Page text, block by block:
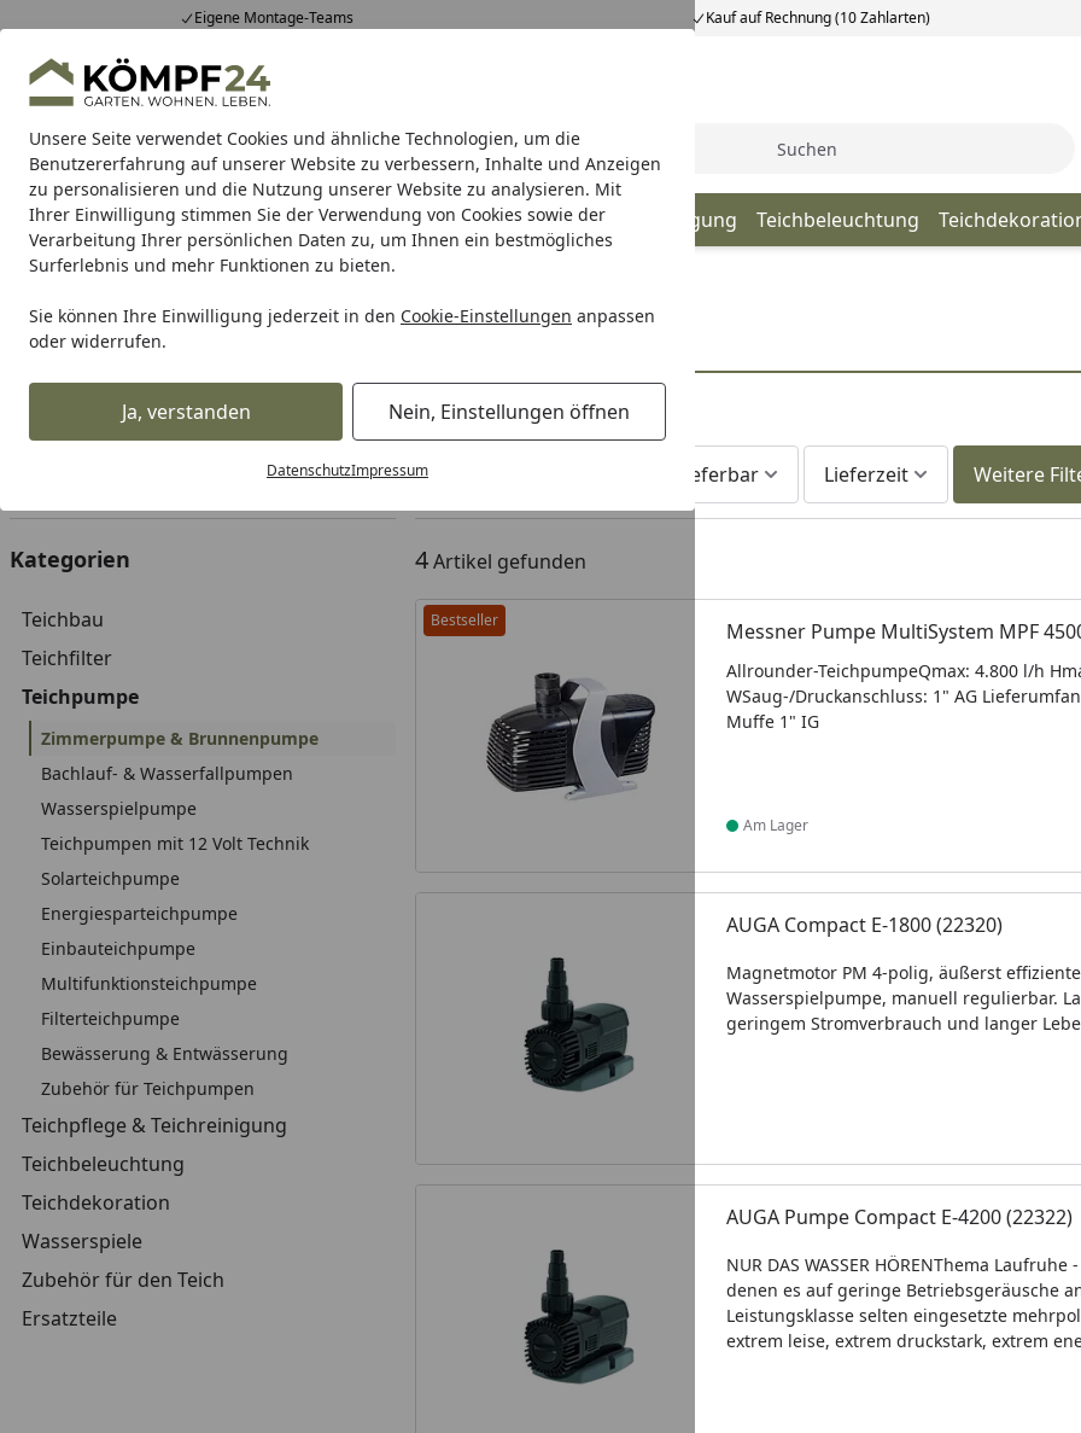
Unsere Seite verwendet Cookies und ähnliche Technologien, um die
Benutzererfahrung auf unserer Website zu verbessern, Inhalte und Anzeigen
zu personalisieren und die Nutzung unserer Website zu analysieren. Mit
Ihrer Einwilligung stimmen Sie der Verwendung von Cookies sowie der
Verarbeitung Ihrer persönlichen Daten zu, um Ihnen ein bestmögliches
Surferlebnis und mehr Funktionen zu bieten.
Sie können Ihre Einwilligung jederzeit in den Cookie-Einstellungen anpassen
oder widerrufen.
Ja, verstanden Nein, Einstellungen öffnen
DatenschutzImpressum
Eigene Montage-Teams Kauf auf Rechnung (10 Zahlarten)
Hotline0 71 588 01 81
Mo-Fr. 8-16 Uhr 25.957 Bewertungen
Alle Produkte
Alle ProdukteHighlights Tipps & Tricks Suche
Teich Teichbau Teichfilter Teichpumpe Teichpflege & Teichreinigung Teichbeleuchtung
Startseite
Zimmerpumpe & Brunnenpumpe
Ihre Artikelübersicht
Ersatzteile verfügbar Sofort lieferbar Lieferzeit Weitere
Kategorien
Teichbau
Teichfilter
Teichpumpe
Zimmerpumpe & Brunnenpumpe
Bachlauf- & Wasserfallpumpen
Wasserspielpumpe
Teichpumpen mit 12 Volt Technik
Solarteichpumpe
Energiesparteichpumpe
Einbauteichpumpe
Multifunktionsteichpumpe
Filterteichpumpe
Bewässerung & Entwässerung
Zubehör für Teichpumpen
Teichpflege & Teichreinigung
Teichbeleuchtung
Teichdekoration
Wasserspiele
Zubehör für den Teich
Ersatzteile
4Artikel gefunden
Bestseller Messner Pumpe MultiSystem MPF
Allrounder-TeichpumpeQmax: 4.800 l/h
WSaug-/Druckanschluss: 1" AG
Muffe 1" IG
Produkt am Lager
Am Lager
AUGA Compact E-1800 (22320)
Magnetmotor PM 4-polig, äußerst
Wasserspielpumpe, manuell regulierbar.
geringem Stromverbrauch und langer
AUGA Pumpe Compact E-4200 (22322)
NUR DAS WASSER HÖRENThema
denen es auf geringe Betriebsgeräusche
Leistungsklasse selten eingesetzte
extrem leise, extrem druckstark, extrem